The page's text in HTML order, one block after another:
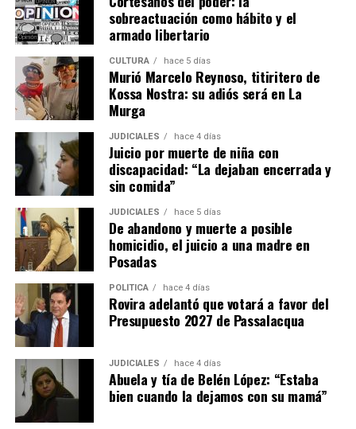
– La notificación se deberá realizar en el domicilio
denunciado en el contrato o también por correo
electrónico y deberá precisar el lugar exacto del pago.
– Si se mantiene el incumplimiento del inquilino, el
propietario puede iniciar la acción de desalojo que se
efectuará en un plazo de 10 días hábiles.
– El propietario no puede negarse a recibir las llaves ni
poner condiciones para aceptarlas, aunque puede dejar
asentado por escrito que quedan deudas pendientes por
reclamar después.
– En el caso de que hayamenores o adultos en
situación de desamparado,
intervención obligatoria a los organismos de protección
locales y al Ministerio Público Tutelar.
Expropiaciones
– La declaración de utilidad pública se deberá aplicar de
manera restrictiva declaración de “utilidad pública”
deberá interpretarse de manera restrictiva.
sobreactuación como hábito y el
armado libertario
CULTURA hace 5 días
Murió Marcelo Reynoso, titiritero de
Kossa Nostra: su adiós será en La
Murga
JUDICIALES hace 4 días
Juicio por muerte de niña con
discapacidad: “La dejaban encerrada y
sin comida”
JUDICIALES hace 5 días
De abandono y muerte a posible
homicidio, el juicio a una madre en
Posadas
POLÍTICA hace 4 días
Rovira adelantó que votará a favor del
Presupuesto 2027 de Passalacqua
JUDICIALES hace 4 días
Abuela y tía de Belén López: “Estaba
bien cuando la dejamos con su mamá”